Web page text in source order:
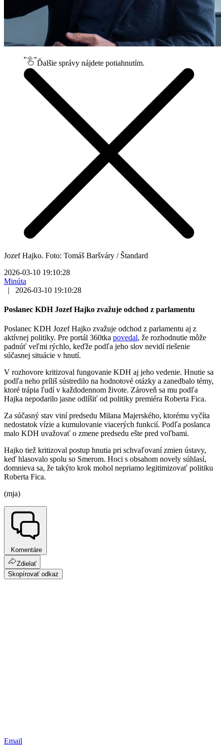
Ďalšie správy nájdete potiahnutím.
Jozef Hajko. Foto: Tomáš Baršváry / Štandard
2026-03-10 19:10:28
Minúta
|
2026-03-10 19:10:28
Poslanec KDH Jozef Hajko zvažuje odchod z parlamentu
Poslanec KDH Jozef Hajko zvažuje odchod z parlamentu aj z
aktívnej politiky. Pre portál 360tka povedal, že rozhodnutie môže
padnúť veľmi rýchlo, keďže podľa jeho slov nevidí riešenie
súčasnej situácie v hnutí.
V rozhovore kritizoval fungovanie KDH aj jeho vedenie. Hnutie sa
podľa neho príliš sústredilo na hodnotové otázky a zanedbalo témy,
ktoré trápia ľudí v každodennom živote. Zároveň sa mu podľa
Hajka nepodarilo jasne odlíšiť od politiky premiéra Roberta Fica.
Za súčasný stav viní predsedu Milana Majerského, ktorému vyčíta
nedostatok vízie a kumulovanie viacerých funkcií. Podľa poslanca
malo KDH uvažovať o zmene predsedu ešte pred voľbami.
Hajko tiež kritizoval postup hnutia pri schvaľovaní zmien ústavy,
keď hlasovalo spolu so Smerom. Hoci s obsahom novely súhlasí,
domnieva sa, že takýto krok mohol nepriamo legitimizovať politiku
Roberta Fica.
(mja)
Komentáre
Zdielať
Skopírovať odkaz
Email